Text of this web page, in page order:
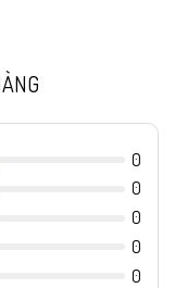
0
0
0
0
0